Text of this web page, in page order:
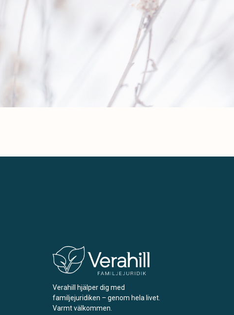
Verahill hjälper dig med
familjejuridiken – genom hela livet.
Varmt välkommen.